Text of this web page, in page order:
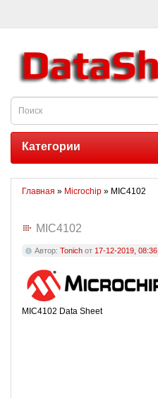
Категории
Главная » Microchip » MIC4102
MIC4102
Автор: Tonich от 17-12-2019, 08:36
MIC4102 Data Sheet